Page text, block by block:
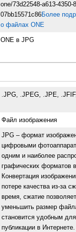
one/73d22548-a613-4350-
07bb15571c86Более
о файлах ONE
ONE в JPG
.JPG, .JPEG, .JPE,
Файл изображения
JPG – формат
цифровыми
одним и наиболее
графических форматов
Конвертация
потере качества из-за
время, сжатие
уменьшить размер
становится удобным
публикации в